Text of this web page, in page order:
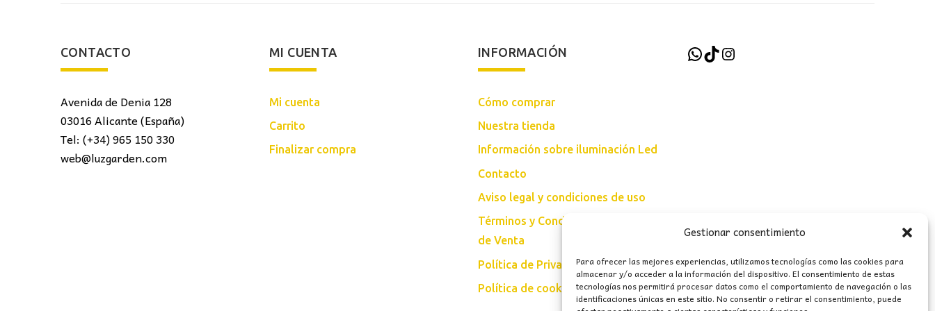
Gestionar consentimiento
Para ofrecer las mejores experiencias, utilizamos tecnologías como las cookies para
almacenar y/o acceder a la información del dispositivo. El consentimiento de estas
tecnologías nos permitirá procesar datos como el comportamiento de navegación o las
identificaciones únicas en este sitio. No consentir o retirar el consentimiento, puede
CONTACTO
Avenida de Denia 128
03016 Alicante (España)
Tel: (+34) 965 150 330
web@luzgarden.com
MI CUENTA
Mi cuenta
Carrito
Finalizar compra
INFORMACIÓN
Cómo comprar
Nuestra tienda
Información sobre iluminación Led
Contacto
Aviso legal y condiciones de uso
Términos y Condiciones Generales
de Venta
Política de Privacidad
Política de cookies (UE)
WhatsApp
TikTokInstagram